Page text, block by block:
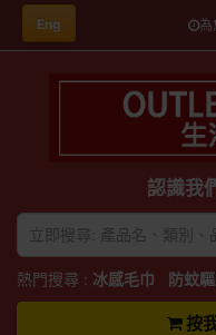
Eng 為
認識我
熱門搜尋 : 冰感毛巾 防蚊
按